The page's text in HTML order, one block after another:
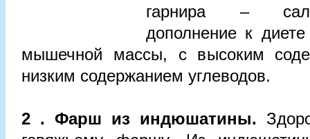
гарнира –
дополнение к
мышечной массы, с высоким
низким содержанием углеводов.
2 . Фарш из индюшатины.